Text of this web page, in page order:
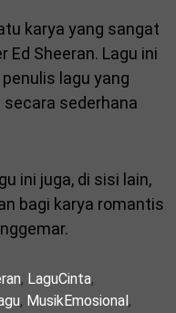
karya yang sangat
Ed Sheeran. Lagu ini
lagu yang
sederhana
ini juga, di sisi lain,
bagi karya romantis
, LaguCinta,
, MusikEmosional ,